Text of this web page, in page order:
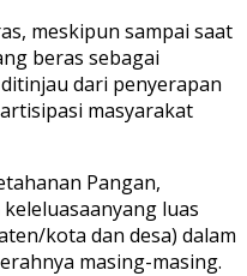
meskipun sampai saat
beras sebagai
dari penyerapan
masyarakat
Pangan,
luas
kota dan desa) dalam
masing-masing.